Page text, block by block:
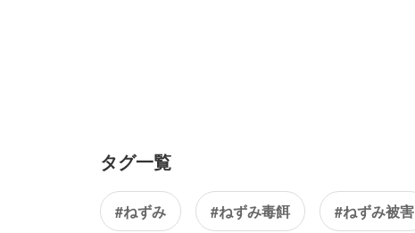
タグ一覧
#ねずみ #ねずみ毒餌 #ねずみ被害